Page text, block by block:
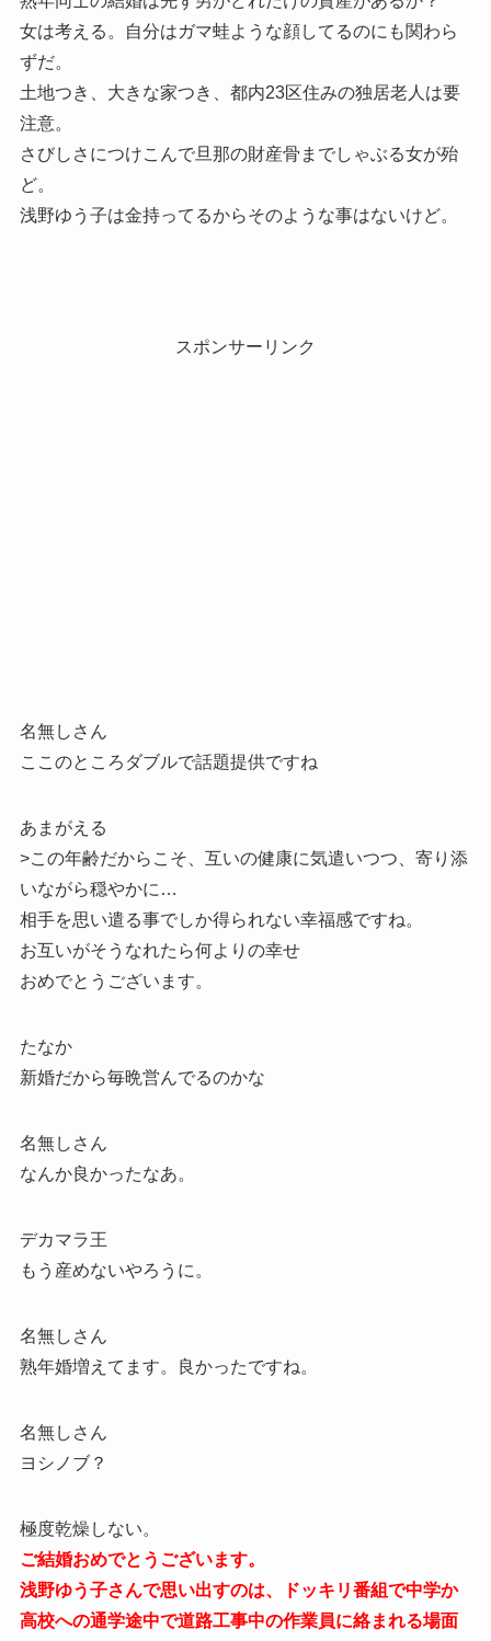
女は考える。自分はガマ蛙ような顔してるのにも関わら
ずだ。
土地つき、大きな家つき、都内23区住みの独居老人は要
注意。
さびしさにつけこんで旦那の財産骨までしゃぶる女が殆
ど。
浅野ゆう子は金持ってるからそのような事はないけど。
スポンサーリンク
名無しさん
ここのところダブルで話題提供ですね
あまがえる
>この年齢だからこそ、互いの健康に気遣いつつ、寄り添
いながら穏やかに…
相手を思い遣る事でしか得られない幸福感ですね。
お互いがそうなれたら何よりの幸せ
おめでとうございます。
たなか
新婚だから毎晩営んでるのかな
名無しさん
なんか良かったなあ。
デカマラ王
もう産めないやろうに。
名無しさん
熟年婚増えてます。良かったですね。
名無しさん
ヨシノブ？
極度乾燥しない。
ご結婚おめでとうございます。
浅野ゆう子さんで思い出すのは、ドッキリ番組で中学か
高校への通学途中で道路工事中の作業員に絡まれる場面